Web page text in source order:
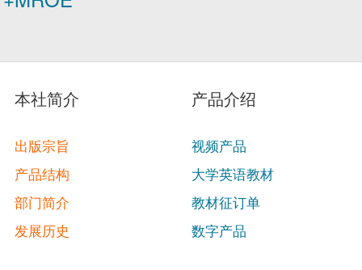
本社简介
出版宗旨
产品结构
部门简介
发展历史
产品介绍
视频产品
大学英语教材
教材征订单
数字产品